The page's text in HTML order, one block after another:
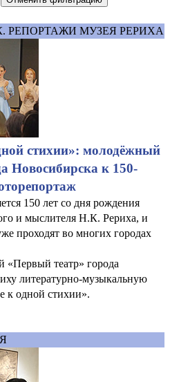
РЕПОРТАЖИ МУЗЕЯ РЕРИХА
стихии»: молодёжный
Новосибирска к 150-
150 лет со дня рождения
и мыслителя Н.К. Рериха, и
проходят во многих городах
театр» города
литературно-музыкальную
к одной стихии».